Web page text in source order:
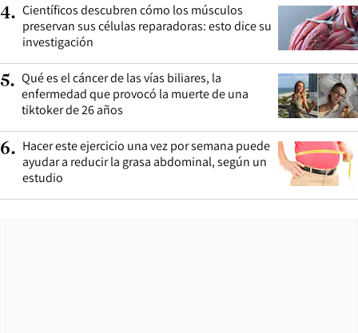
4. Científicos descubren cómo los músculos
preservan sus células reparadoras: esto dice su
investigación
5. Qué es el cáncer de las vías biliares, la
enfermedad que provocó la muerte de una
tiktoker de 26 años
6. Hacer este ejercicio una vez por semana puede
ayudar a reducir la grasa abdominal, según un
estudio